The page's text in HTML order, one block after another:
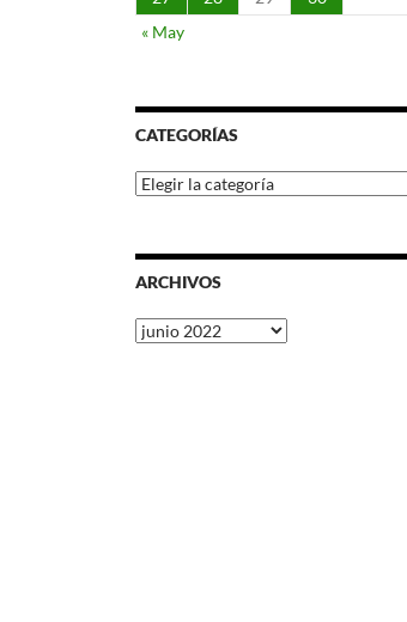
« May
CATEGORÍAS
Categorías
ARCHIVOS
Archivos